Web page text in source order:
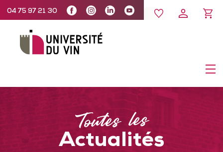
04 75 97 21 30
Toutes les
Actualités